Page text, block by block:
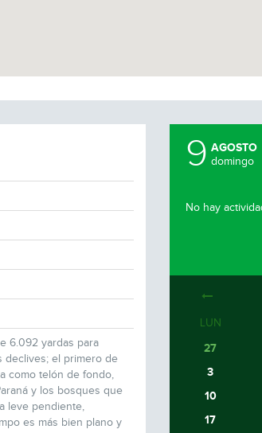
6.092 yardas para
declives; el primero de
como telón de fondo,
y los bosques que
leve pendiente,
es más bien plano y
9 AGOSTO
domingo
No hay
LUN
27
3
10
17